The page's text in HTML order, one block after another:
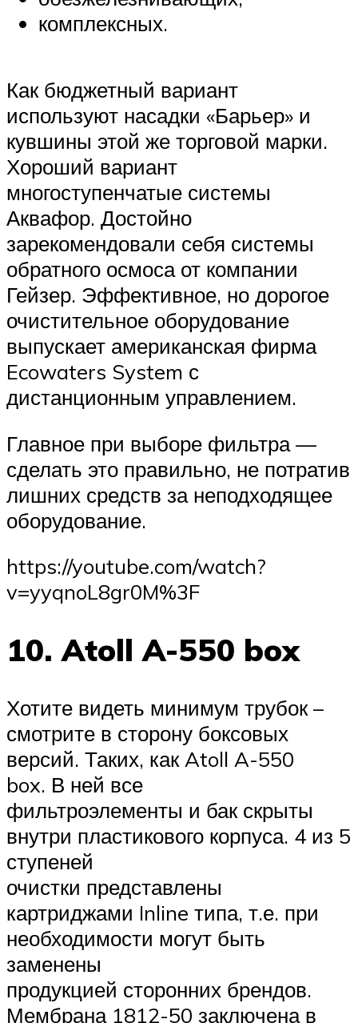
комплексных.
Как бюджетный вариант
используют насадки «Барьер» и
кувшины этой же торговой марки.
Хороший вариант
многоступенчатые системы
Аквафор. Достойно
зарекомендовали себя системы
обратного осмоса от компании
Гейзер. Эффективное, но дорогое
очистительное оборудование
выпускает американская фирма
Ecowaters System с
дистанционным управлением.
Главное при выборе фильтра —
сделать это правильно, не потратив
лишних средств за неподходящее
оборудование.
https://youtube.com/watch?
v=yyqnoL8gr0M%3F
10. Atoll A-550 box
Хотите видеть минимум трубок –
смотрите в сторону боксовых
версий. Таких, как Atoll A-550
box. В ней все
фильтроэлементы и бак скрыты
внутри пластикового корпуса. 4 из 5
ступеней
очистки представлены
картриджами Inline типа, т.е. при
необходимости могут быть
заменены
продукцией сторонних брендов.
Мембрана 1812-50 заключена в